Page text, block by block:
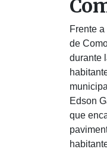
Frente
de
durante
Edson
que